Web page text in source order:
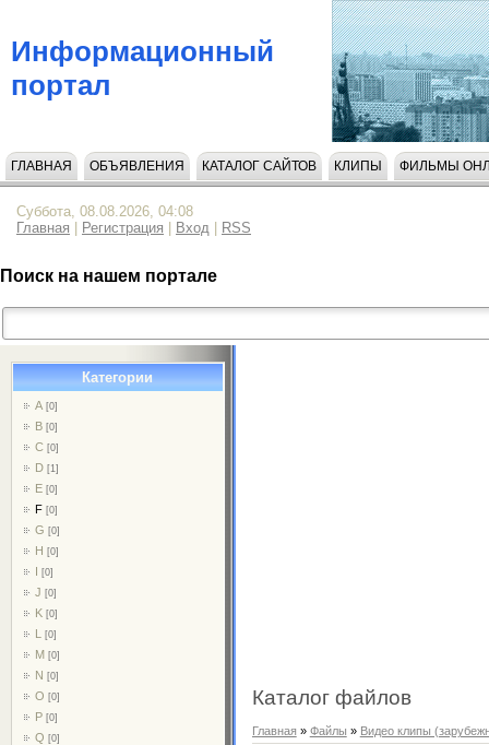
Информационный
портал
ГЛАВНАЯ ОБЪЯВЛЕНИЯ КАТАЛОГ САЙТОВ КЛИПЫ ФИЛЬМЫ
Суббота, 08.08.2026, 04:08
Главная
Регистрация Вход RSS
Поиск на нашем портале
Категории
A [0]
B [0]
C [0]
D [1]
E [0]
F [0]
G [0]
H [0]
I [0]
J [0]
K [0]
L [0]
M [0]
N [0]
O [0]
P [0]
Q [0]
Каталог файлов
Главная » Файлы » Видео клипы